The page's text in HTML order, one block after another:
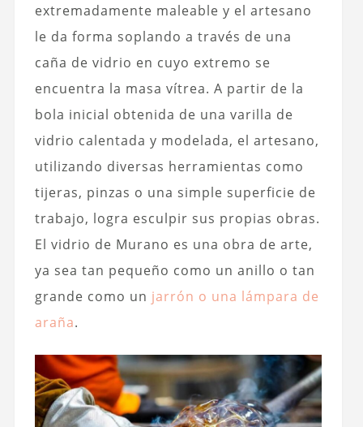
extremadamente maleable y el artesano
le da forma soplando a través de una
caña de vidrio en cuyo extremo se
encuentra la masa vítrea. A partir de la
bola inicial obtenida de una varilla de
vidrio calentada y modelada, el artesano,
utilizando diversas herramientas como
tijeras, pinzas o una simple superficie de
trabajo, logra esculpir sus propias obras.
El vidrio de Murano es una obra de arte,
ya sea tan pequeño como un anillo o tan
grande como un jarrón o una lámpara de
araña.